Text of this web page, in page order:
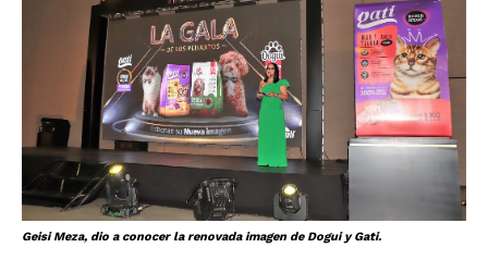
Geisi Meza, dio a conocer la renovada imagen de Dogui y Gati.